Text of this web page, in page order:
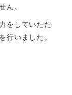
ん。
をしていただ
行いました。